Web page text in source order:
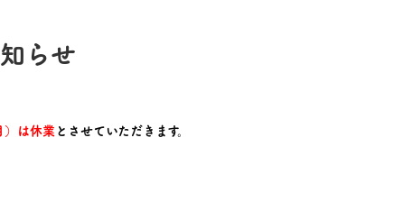
らせ
は休業とさせていただきます。